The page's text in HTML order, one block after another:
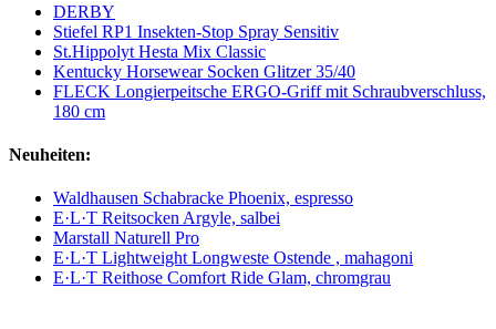
DERBY
Stiefel RP1 Insekten-Stop Spray Sensitiv
St.Hippolyt Hesta Mix Classic
Kentucky Horsewear Socken Glitzer 35/40
FLECK Longierpeitsche ERGO-Griff mit Schraubverschluss,
180 cm
Neuheiten:
Waldhausen Schabracke Phoenix, espresso
E·L·T Reitsocken Argyle, salbei
Marstall Naturell Pro
E·L·T Lightweight Longweste Ostende , mahagoni
E·L·T Reithose Comfort Ride Glam, chromgrau